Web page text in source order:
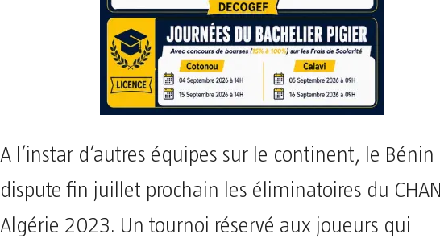
A l’instar d’autres équipes sur le continent, le Bénin
dispute fin juillet prochain les éliminatoires du CHAN
Algérie 2023. Un tournoi réservé aux joueurs qui